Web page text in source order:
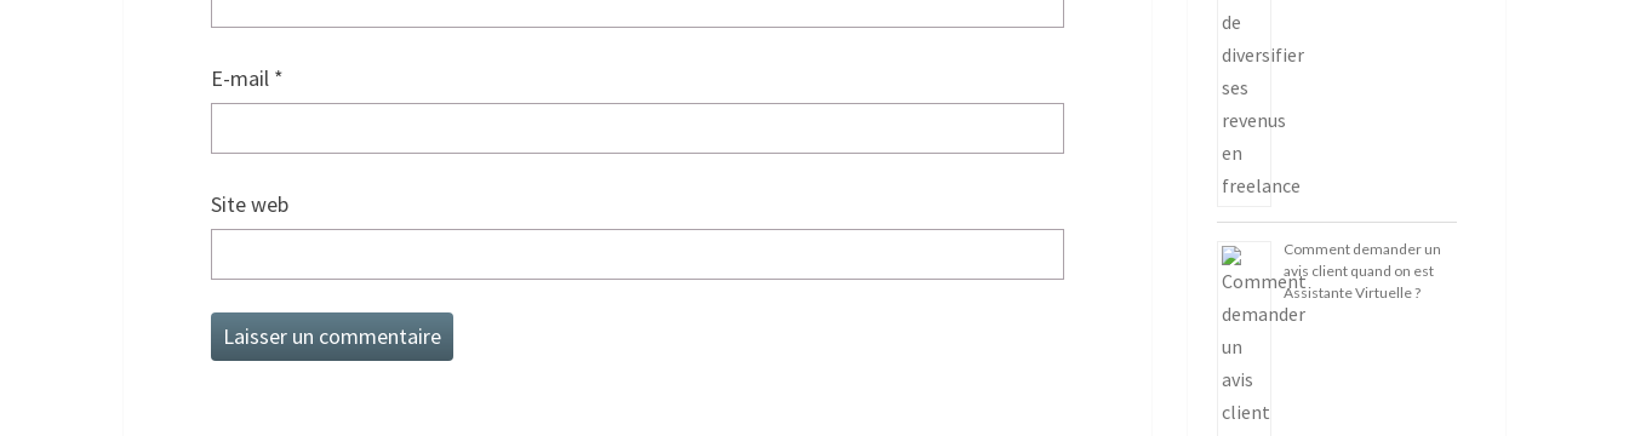
E-mail *
Site web
Comment demander un
avis client quand on est
Assistante Virtuelle ?